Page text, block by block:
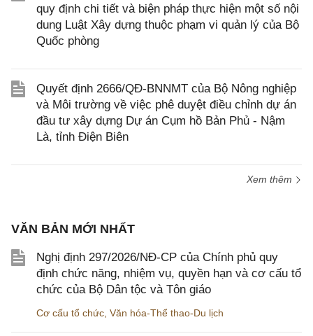
quy định chi tiết và biện pháp thực hiện một số nội
dung Luật Xây dựng thuộc phạm vi quản lý của Bộ
Quốc phòng
Quyết định 2666/QĐ-BNNMT của Bộ Nông nghiệp
và Môi trường về việc phê duyệt điều chỉnh dự án
đầu tư xây dựng Dự án Cụm hồ Bản Phủ - Nậm
Là, tỉnh Điện Biên
Xem thêm
VĂN BẢN MỚI NHẤT
Nghị định 297/2026/NĐ-CP của Chính phủ quy
định chức năng, nhiệm vụ, quyền hạn và cơ cấu tổ
chức của Bộ Dân tộc và Tôn giáo
Cơ cấu tổ chức Văn hóa-Thể thao-Du lịch